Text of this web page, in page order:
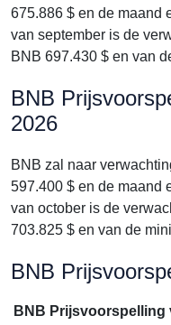
675.886 $ en de maand
van september is de
BNB 697.430 $ en van
BNB
2026
BNB zal naar
597.400 $ en de maand
van october is de
703.825 $ en van de
BNB
BNB Prijsvoorspelling